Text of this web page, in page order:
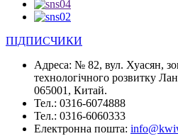
ПІДПИСЧИКИ
Адреса: № 82, вул. Хуасян,
технологічного розвитку
065001, Китай.
Тел.: 0316-6074888
Тел.: 0316-6060333
Електронна пошта: